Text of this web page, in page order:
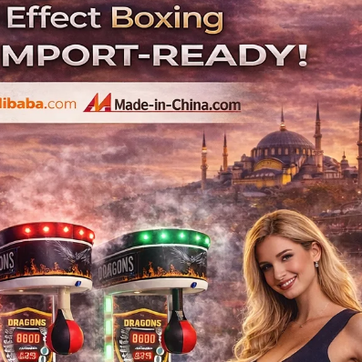
Eğlence
Tatillerde kullanılan
Gençlik
çok ciddi müşteri çekmektedir. Özellikle jetonlu veya
işletme sahiplerine düşük maliyetle
Toptan Arcade Makinesi Almanın
Düşük Maliyet – Yüksek Kar: Toplu alımlarda adet
Çeşitli Oyunlar: Basketbol, boks, araba yarışı, atari,
katar.
Yatırımcıya Kolay Geri Dönüş: Oyun makineleri
Hazır Paket Çözümler: Anahtar teslim oyun salonu